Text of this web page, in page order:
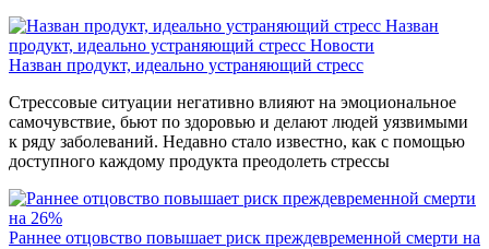
Назван
продукт, идеально устраняющий стресс Новости
Назван продукт, идеально устраняющий стресс
Стрессовые ситуации негативно влияют на эмоциональное
самочувствие, бьют по здоровью и делают людей уязвимыми
к ряду заболеваний. Недавно стало известно, как с помощью
доступного каждому продукта преодолеть стрессы
Раннее отцовство повышает риск преждевременной смерти на